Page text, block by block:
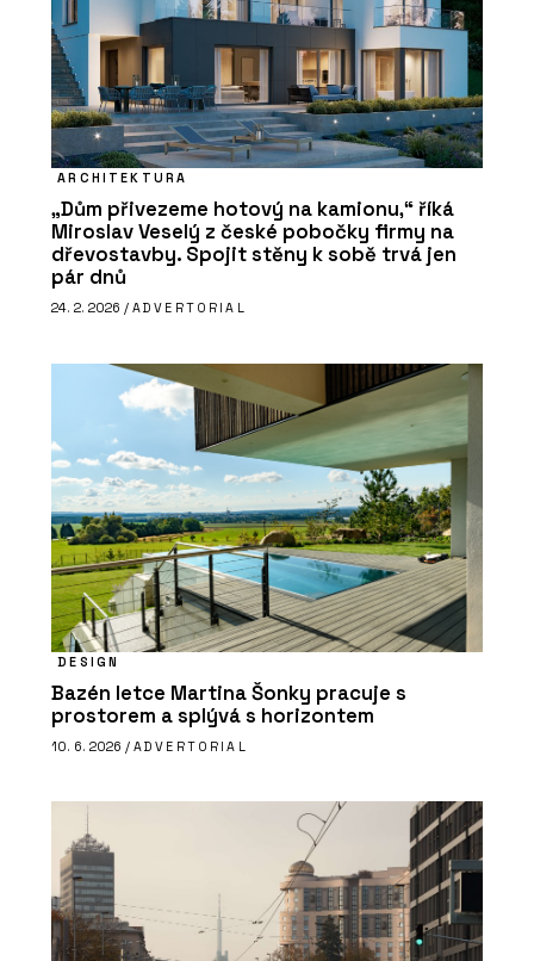
ARCHITEKTURA
„Dům přivezeme hotový na kamionu,“ říká
Miroslav Veselý z české pobočky firmy na
dřevostavby. Spojit stěny k sobě trvá jen
pár dnů
24. 2. 2026 / ADVERTORIAL
DESIGN
Bazén letce Martina Šonky pracuje s
prostorem a splývá s horizontem
10. 6. 2026 / ADVERTORIAL